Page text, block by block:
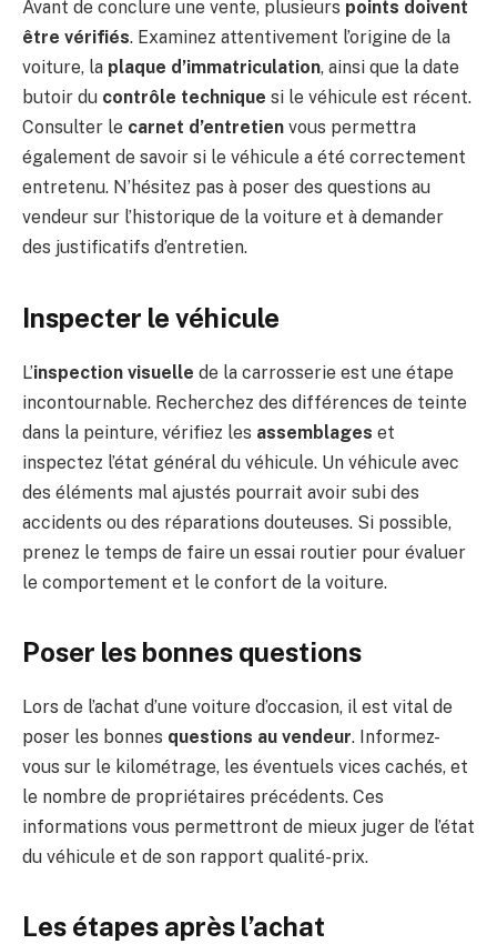
Avant de conclure une vente, plusieurs points doivent
être vérifiés. Examinez attentivement l’origine de la
voiture, la plaque d’immatriculation, ainsi que la date
butoir du contrôle technique si le véhicule est récent.
Consulter le carnet d’entretien vous permettra
également de savoir si le véhicule a été correctement
entretenu. N’hésitez pas à poser des questions au
vendeur sur l’historique de la voiture et à demander
des justificatifs d’entretien.
Inspecter le véhicule
L’inspection visuelle de la carrosserie est une étape
incontournable. Recherchez des différences de teinte
dans la peinture, vérifiez les assemblages et
inspectez l’état général du véhicule. Un véhicule avec
des éléments mal ajustés pourrait avoir subi des
accidents ou des réparations douteuses. Si possible,
prenez le temps de faire un essai routier pour évaluer
le comportement et le confort de la voiture.
Poser les bonnes questions
Lors de l’achat d’une voiture d’occasion, il est vital de
poser les bonnes questions au vendeur. Informez-
vous sur le kilométrage, les éventuels vices cachés, et
le nombre de propriétaires précédents. Ces
informations vous permettront de mieux juger de l’état
du véhicule et de son rapport qualité-prix.
Les étapes après l’achat